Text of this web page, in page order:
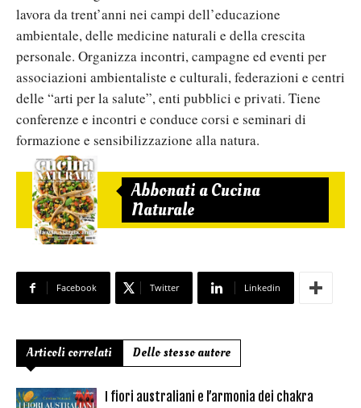
lavora da trent’anni nei campi dell’educazione
ambientale, delle medicine naturali e della crescita
personale. Organizza incontri, campagne ed eventi per
associazioni ambientaliste e culturali, federazioni e centri
delle “arti per la salute”, enti pubblici e privati. Tiene
conferenze e incontri e conduce corsi e seminari di
formazione e sensibilizzazione alla natura.
Abbonati a Cucina
Naturale
Facebook Twitter Linkedin
Articoli correlati Dello stesso autore
I fiori australiani e l’armonia dei chakra